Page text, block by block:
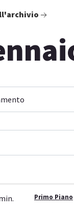
Primo Piano